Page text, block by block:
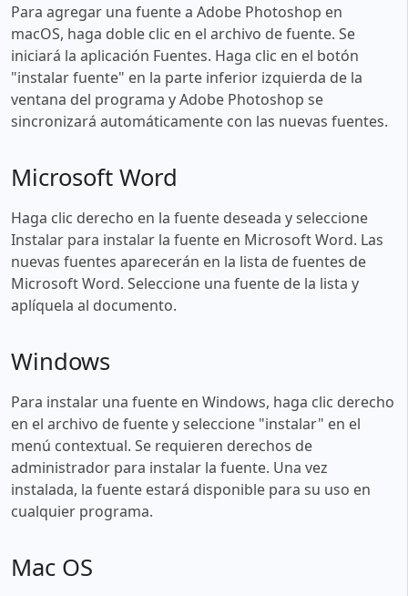
Para agregar una fuente a Adobe Photoshop en
macOS, haga doble clic en el archivo de fuente. Se
iniciará la aplicación Fuentes. Haga clic en el botón
"instalar fuente" en la parte inferior izquierda de la
ventana del programa y Adobe Photoshop se
sincronizará automáticamente con las nuevas fuentes.
Microsoft Word
Haga clic derecho en la fuente deseada y seleccione
Instalar para instalar la fuente en Microsoft Word. Las
nuevas fuentes aparecerán en la lista de fuentes de
Microsoft Word. Seleccione una fuente de la lista y
aplíquela al documento.
Windows
Para instalar una fuente en Windows, haga clic derecho
en el archivo de fuente y seleccione "instalar" en el
menú contextual. Se requieren derechos de
administrador para instalar la fuente. Una vez
instalada, la fuente estará disponible para su uso en
cualquier programa.
Mac OS